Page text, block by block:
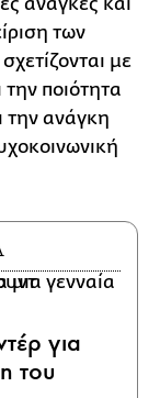
των
με
την ποιότητα
την ανάγκη
για
του